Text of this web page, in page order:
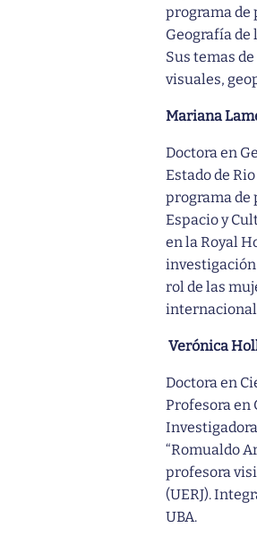
programa de
Geografía de
Sus temas
visuales,
Mariana
Doctora en
Estado de
programa de
Espacio y
en la Royal
rol de las
Verónica
Doctora en
Profesora en
“Romualdo
profesora
(UERJ).
UBA.